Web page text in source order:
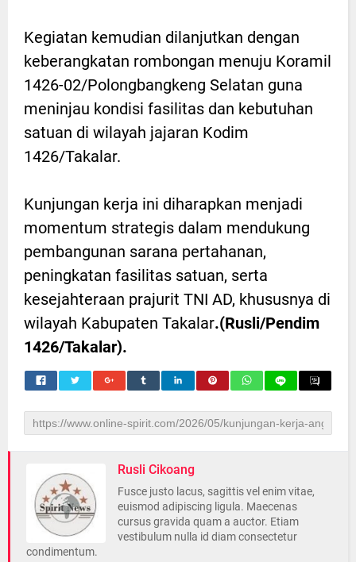
Kegiatan kemudian dilanjutkan dengan
keberangkatan rombongan menuju Koramil
1426-02/Polongbangkeng Selatan guna
meninjau kondisi fasilitas dan kebutuhan
satuan di wilayah jajaran Kodim
1426/Takalar.
Kunjungan kerja ini diharapkan menjadi
momentum strategis dalam mendukung
pembangunan sarana pertahanan,
peningkatan fasilitas satuan, serta
kesejahteraan prajurit TNI AD, khususnya di
wilayah Kabupaten Takalar.(Rusli/Pendim
1426/Takalar).
Rusli Cikoang
Fusce justo lacus, sagittis vel enim vitae,
euismod adipiscing ligula. Maecenas
cursus gravida quam a auctor. Etiam
vestibulum nulla id diam consectetur
condimentum.